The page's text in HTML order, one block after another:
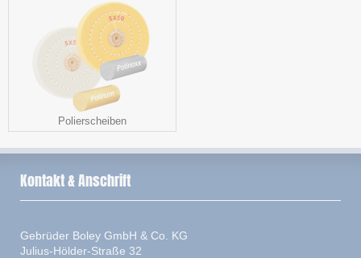
Polierscheiben
Kontakt & Anschrift
Gebrüder Boley GmbH & Co. KG
Julius-Hölder-Straße 32